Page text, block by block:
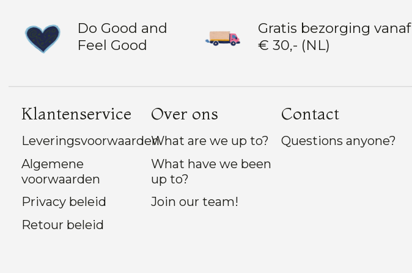
Do Good and
Feel Good
Gratis bezorging vanaf
€ 30,- (NL)
Klantenservice
Leveringsvoorwaarden
Algemene
voorwaarden
Privacy beleid
Retour beleid
Over ons
What are we up to?
What have we been
up to?
Join our team!
Contact
Questions anyone?